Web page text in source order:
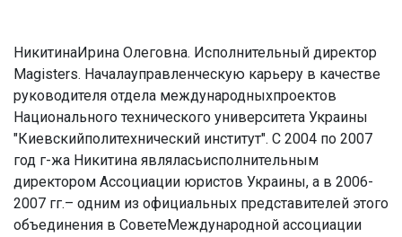
НикитинаИрина Олеговна. Исполнительный директор
Magisters. Началауправленческую карьеру в качестве
руководителя отдела международныхпроектов
Национального технического университета Украины
"Киевскийполитехнический институт". С 2004 по 2007
год г-жа Никитина являласьисполнительным
директором Ассоциации юристов Украины, а в 2006-
2007 гг.– одним из официальных представителей этого
объединения в СоветеМеждународной ассоциации